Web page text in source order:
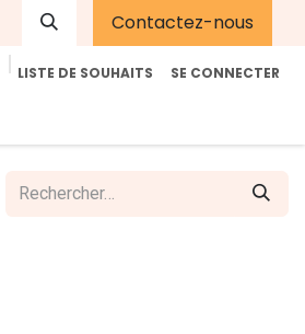
Contactez-nous
LISTE DE SOUHAITS SE CONNECTER